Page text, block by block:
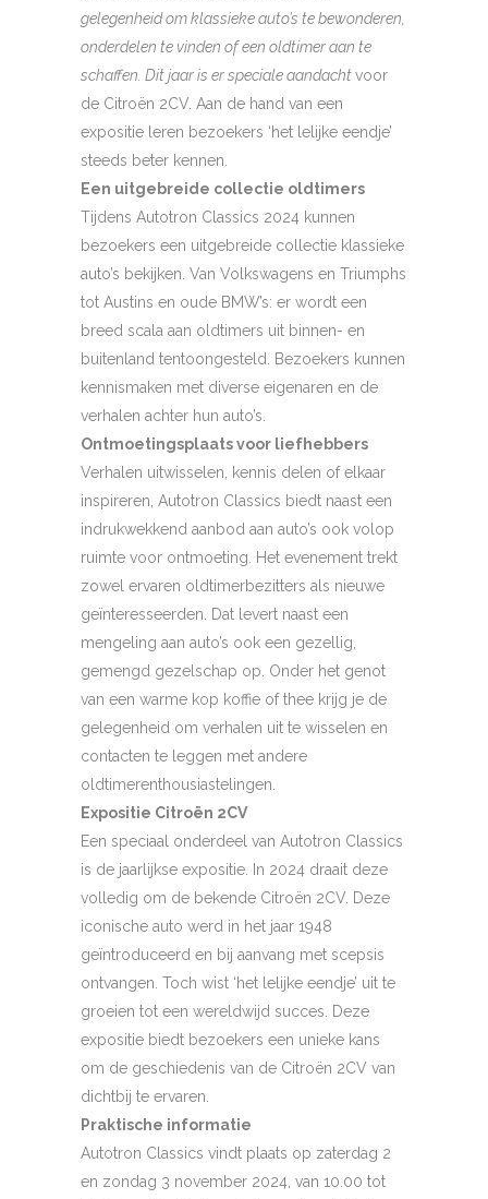
gelegenheid om klassieke auto’s te bewonderen,
onderdelen te vinden of een oldtimer aan te
schaffen. Dit jaar is er speciale aandachtvoor
de Citroën 2CV. Aan de hand van een
expositie leren bezoekers ‘het lelijke eendje’
steeds beter kennen.
Een uitgebreide collectie oldtimers
Tijdens Autotron Classics 2024 kunnen
bezoekers een uitgebreide collectie klassieke
auto’s bekijken. Van Volkswagens en Triumphs
tot Austins en oude BMW’s: er wordt een
breed scala aan oldtimers uit binnen- en
buitenland tentoongesteld. Bezoekers kunnen
kennismaken met diverse eigenaren en de
verhalen achter hun auto’s.
Ontmoetingsplaats voor liefhebbers
Verhalen uitwisselen, kennis delen of elkaar
inspireren, Autotron Classics biedt naast een
indrukwekkend aanbod aan auto’s ook volop
ruimte voor ontmoeting. Het evenement trekt
zowel ervaren oldtimerbezitters als nieuwe
geïnteresseerden. Dat levert naast een
mengeling aan auto’s ook een gezellig,
gemengd gezelschap op. Onder het genot
van een warme kop koffie of thee krijg je de
gelegenheid om verhalen uit te wisselen en
contacten te leggen met andere
oldtimerenthousiastelingen.
Expositie Citroën 2CV
Een speciaal onderdeel van Autotron Classics
is de jaarlijkse expositie. In 2024 draait deze
volledig om de bekende Citroën 2CV. Deze
iconische auto werd in het jaar 1948
geïntroduceerd en bij aanvang met scepsis
ontvangen. Toch wist ‘het lelijke eendje’ uit te
groeien tot een wereldwijd succes. Deze
expositie biedt bezoekers een unieke kans
om de geschiedenis van de Citroën 2CV van
dichtbij te ervaren.
Praktische informatie
Autotron Classics vindt plaats op zaterdag 2
en zondag 3 november 2024, van 10.00 tot